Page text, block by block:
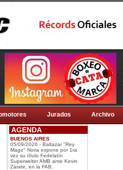
Jurados Archivo
AGENDA
BUENOS AIRES
05/09/2026 - Baltazar "Rey
Mago" Noria expone por 1ra
vez su título Fedelatín
Superwelter AMB ante Kevin
Zárate, en la FAB.